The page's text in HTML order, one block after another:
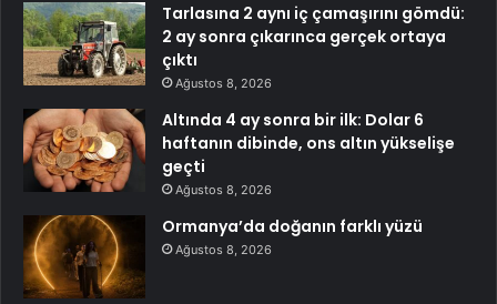
Tarlasına 2 aynı iç çamaşırını gömdü:
2 ay sonra çıkarınca gerçek ortaya
çıktı
Ağustos 8, 2026
Altında 4 ay sonra bir ilk: Dolar 6
haftanın dibinde, ons altın yükselişe
geçti
Ağustos 8, 2026
Ormanya’da doğanın farklı yüzü
Ağustos 8, 2026